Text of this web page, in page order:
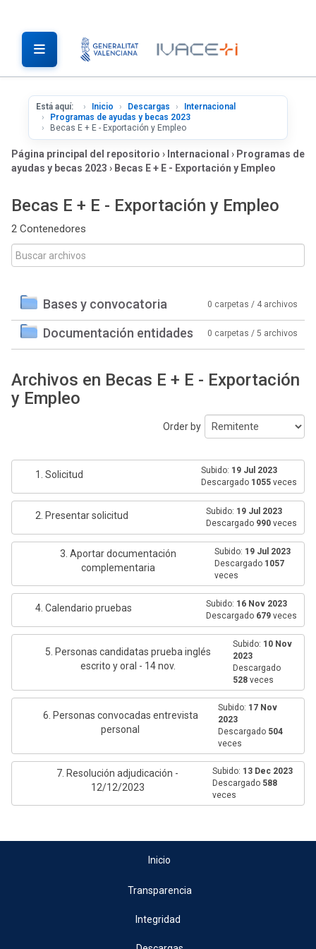
Está aquí: Inicio Descargas
Internacional
Programas de ayudas y becas 2023
Becas E + E - Exportación y Empleo
Página principal del repositorio › Internacional › Programas de
ayudas y becas 2023 › Becas E + E - Exportación y Empleo
Becas E + E - Exportación y Empleo
2 Contenedores
Bases y convocatoria 0 carpetas / 4 archivos
Documentación entidades 0 carpetas / 5 archivos
Archivos en Becas E + E - Exportación
y Empleo
Order by
1. Solicitud Subido: 19 Jul 2023
Descargado 1055 veces
2. Presentar solicitud Subido: 19 Jul 2023
Descargado 990 veces
3. Aportar documentación
complementaria
Subido: 19 Jul 2023
Descargado 1057
veces
4. Calendario pruebas Subido: 16 Nov 2023
Descargado 679 veces
5. Personas candidatas prueba inglés
escrito y oral - 14 nov.
Subido: 10 Nov
2023
Descargado
528 veces
6. Personas convocadas entrevista
personal
Subido: 17 Nov
2023
Descargado 504
veces
7. Resolución adjudicación -
12/12/2023
Subido: 13 Dec 2023
Descargado 588
veces
Inicio
Transparencia
Integridad